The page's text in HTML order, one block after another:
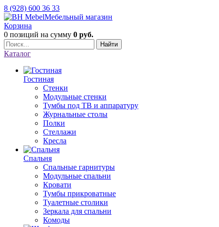
8 (928) 600 36 33
Мебельный магазин
Корзина
0 позиций на сумму 0 руб.
Найти
Каталог
Гостиная
Стенки
Модульные стенки
Тумбы под ТВ и аппаратуру
Журнальные столы
Полки
Стеллажи
Кресла
Спальня
Спальные гарнитуры
Модульные спальни
Кровати
Тумбы прикроватные
Туалетные столики
Зеркала для спальни
Комоды